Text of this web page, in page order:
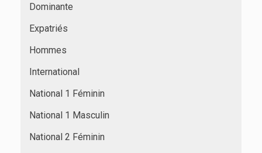
Dominante
Expatriés
Hommes
International
National 1 Féminin
National 1 Masculin
National 2 Féminin